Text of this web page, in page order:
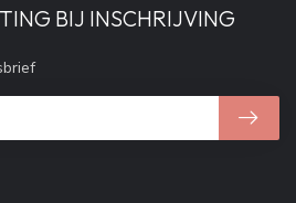
BIJ INSCHRIJVING